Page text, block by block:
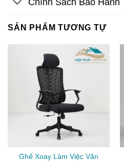
SẢN PHẨM TƯƠNG TỰ
Ghế Xoay Làm Việc Văn